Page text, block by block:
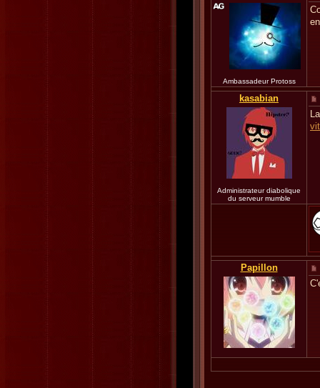
Ambassadeur Protoss
kasabian
Administrateur diabolique
du serveur mumble
Papillon